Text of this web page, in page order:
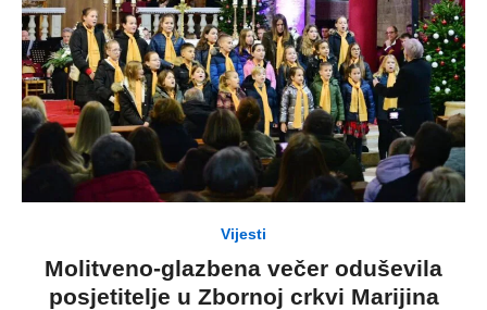
Vijesti
Molitveno-glazbena večer oduševila
posjetitelje u Zbornoj crkvi Marijina